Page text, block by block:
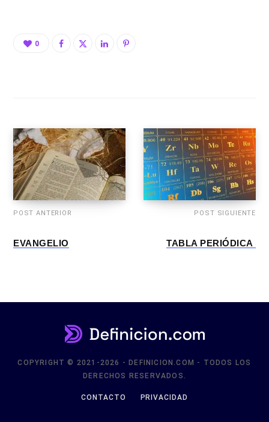
0
POST ANTERIOR
EVANGELIO
POST SIGUIENTE
TABLA PERIÓDICA
COPYRIGHT © 2021-2026 - DEFINICION.COM - TODOS LOS
DERECHOS RESERVADOS.
CONTACTO PRIVACIDAD